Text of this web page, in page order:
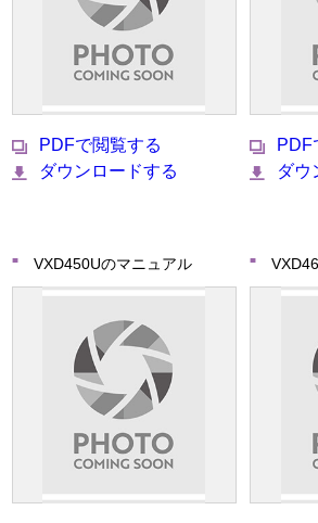
PDFで閲覧する
ダウンロードする
PDF
ダウ
VXD450Uのマニュアル